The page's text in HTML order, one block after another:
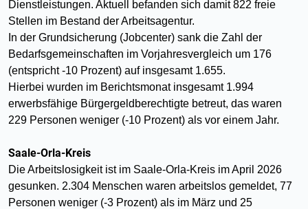
Dienstleistungen. Aktuell befanden sich damit 822 freie
Stellen im Bestand der Arbeitsagentur.
In der Grundsicherung (Jobcenter) sank die Zahl der
Bedarfsgemeinschaften im Vorjahresvergleich um 176
(entspricht -10 Prozent) auf insgesamt 1.655.
Hierbei wurden im Berichtsmonat insgesamt 1.994
erwerbsfähige Bürgergeldberechtigte betreut, das waren
229 Personen weniger (-10 Prozent) als vor einem Jahr.
Saale-Orla-Kreis
Die Arbeitslosigkeit ist im Saale-Orla-Kreis im April 2026
gesunken. 2.304 Menschen waren arbeitslos gemeldet, 77
Personen weniger (-3 Prozent) als im März und 25